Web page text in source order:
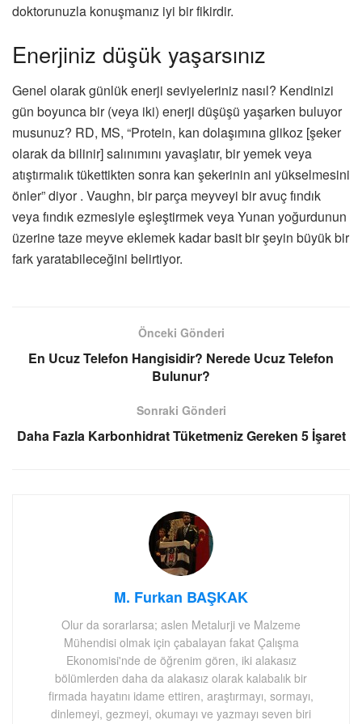
doktorunuzla konuşmanız iyi bir fikirdir.
Enerjiniz düşük yaşarsınız
Genel olarak günlük enerji seviyeleriniz nasıl? Kendinizi
gün boyunca bir (veya iki) enerji düşüşü yaşarken buluyor
musunuz? RD, MS, “Protein, kan dolaşımına glikoz [şeker
olarak da bilinir] salınımını yavaşlatır, bir yemek veya
atıştırmalık tükettikten sonra kan şekerinin ani yükselmesini
önler” diyor . Vaughn, bir parça meyveyi bir avuç fındık
veya fındık ezmesiyle eşleştirmek veya Yunan yoğurdunun
üzerine taze meyve eklemek kadar basit bir şeyin büyük bir
fark yaratabileceğini belirtiyor.
Önceki Gönderi
En Ucuz Telefon Hangisidir? Nerede Ucuz Telefon
Bulunur?
Sonraki Gönderi
Daha Fazla Karbonhidrat Tüketmeniz Gereken 5 İşaret
M. Furkan BAŞKAK
Olur da sorarlarsa; aslen Metalurji ve Malzeme
Mühendisi olmak için çabalayan fakat Çalışma
Ekonomisi'nde de öğrenim gören, iki alakasız
bölümlerden daha da alakasız olarak kalabalık bir
firmada hayatını idame ettiren, araştırmayı, sormayı,
dinlemeyi, gezmeyi, okumayı ve yazmayı seven biri